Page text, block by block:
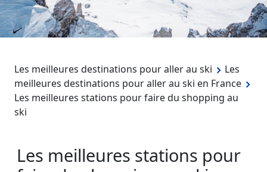
Les meilleures destinations pour aller au ski
Les
meilleures destinations pour aller au ski en France
Les meilleures stations pour faire du shopping au
ski
Les meilleures stations pour